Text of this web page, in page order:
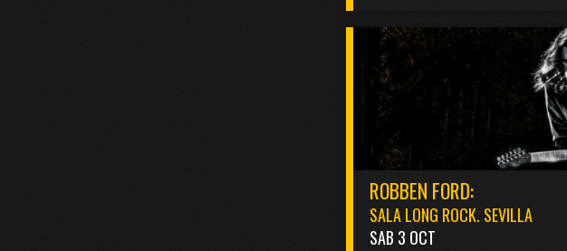
ROBBEN FORD:
SALA LONG ROCK. SEVILLA
SAB 3 OCT